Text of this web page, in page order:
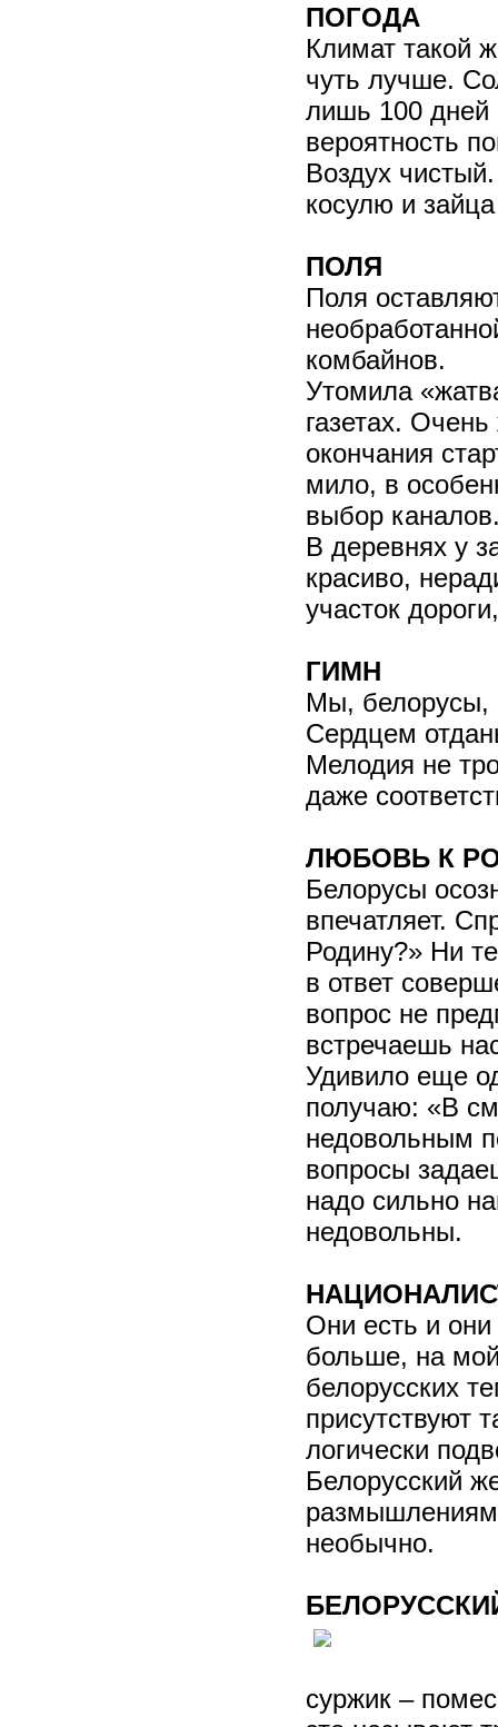
ПОГОДА
Климат такой
чуть лучше.
лишь 100 дней
вероятность
Воздух
косулю и
ПОЛЯ
Поля
комбайнов.
Утомила
газетах.
окончания
мило, в
выбор
В деревнях у
красиво,
участок
ГИМН
Мы,
Сердцем
Мелодия не
даже
ЛЮБОВЬ К
Белорусы
впечатляет.
Родину?» Ни
в ответ
вопрос не
встречаешь
Удивило еще
получаю: «В
недовольным
вопросы
надо сильно
недовольны.
Они есть и
больше, на
белорусских
присутствуют
логически
Белорусский
необычно.
суржик –